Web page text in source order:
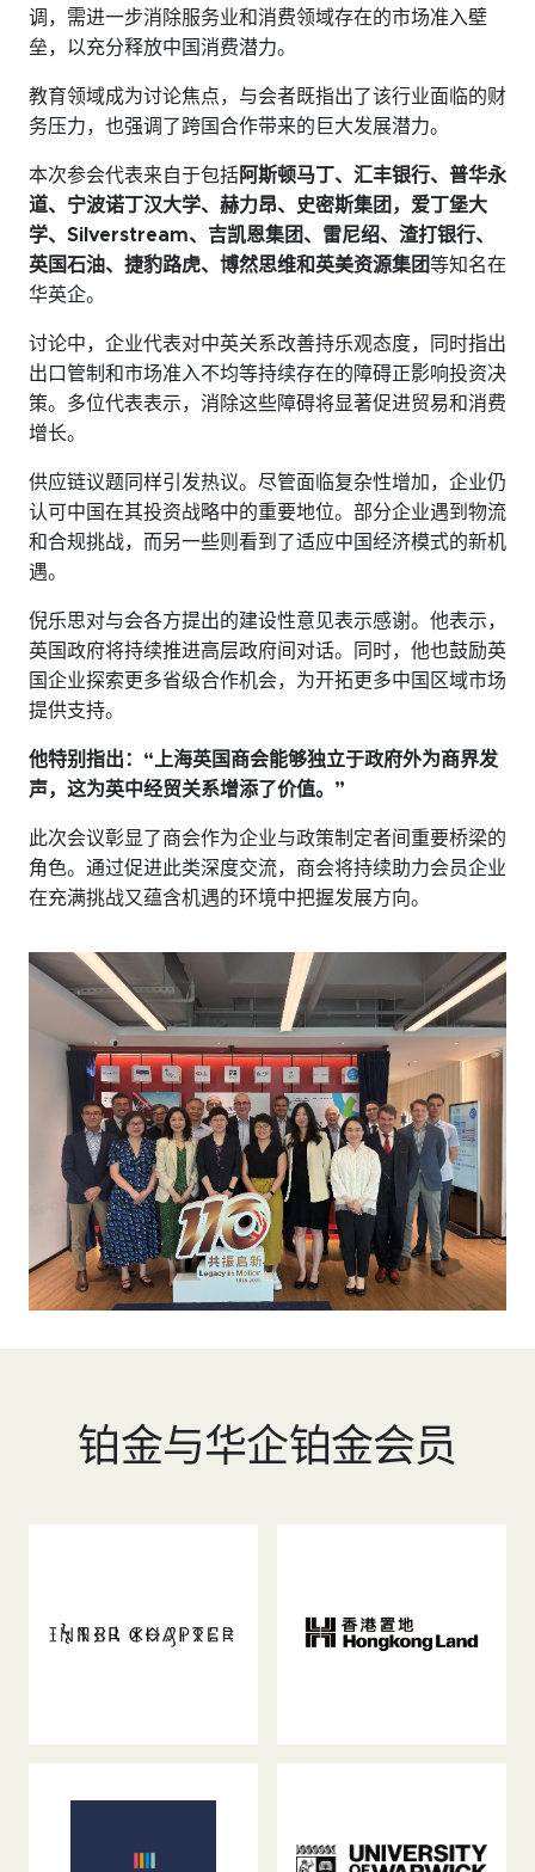
调，需进一步消除服务业和消费领域存在的市场准入壁
垒，以充分释放中国消费潜力。
教育领域成为讨论焦点，与会者既指出了该行业面临的财
务压力，也强调了跨国合作带来的巨大发展潜力。
本次参会代表来自于包括阿斯顿马丁、汇丰银行、普华永
道、宁波诺丁汉大学、赫力昂、史密斯集团，爱丁堡大
学、Silverstream、吉凯恩集团、雷尼绍、渣打银行、
英国石油、捷豹路虎、博然思维和英美资源集团等知名在
华英企。
讨论中，企业代表对中英关系改善持乐观态度，同时指出
出口管制和市场准入不均等持续存在的障碍正影响投资决
策。多位代表表示，消除这些障碍将显著促进贸易和消费
增长。
供应链议题同样引发热议。尽管面临复杂性增加，企业仍
认可中国在其投资战略中的重要地位。部分企业遇到物流
和合规挑战，而另一些则看到了适应中国经济模式的新机
遇。
倪乐思对与会各方提出的建设性意见表示感谢。他表示，
英国政府将持续推进高层政府间对话。同时，他也鼓励英
国企业探索更多省级合作机会，为开拓更多中国区域市场
提供支持。
他特别指出：“上海英国商会能够独立于政府外为商界发
声，这为英中经贸关系增添了价值。”
此次会议彰显了商会作为企业与政策制定者间重要桥梁的
角色。通过促进此类深度交流，商会将持续助力会员企业
在充满挑战又蕴含机遇的环境中把握发展方向。
铂金与华企铂金会员